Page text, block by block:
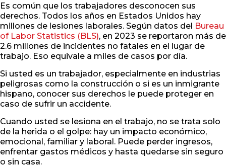
Es común que los trabajadores desconocen sus
derechos. Todos los años en Estados Unidos hay
millones de lesiones laborales. Según datos del Bureau
of Labor Statistics (BLS), en 2023 se reportaron más de
2.6 millones de incidentes no fatales en el lugar de
trabajo. Eso equivale a miles de casos por día.
Si usted es un trabajador, especialmente en industrias
peligrosas como la construcción o si es un inmigrante
hispano, conocer sus derechos le puede proteger en
caso de sufrir un accidente.
Cuando usted se lesiona en el trabajo, no se trata solo
de la herida o el golpe: hay un impacto económico,
emocional, familiar y laboral. Puede perder ingresos,
enfrentar gastos médicos y hasta quedarse sin seguro
o sin casa.